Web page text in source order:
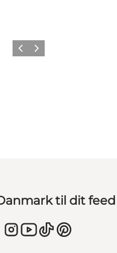
ForrigeNæste
til dit feed